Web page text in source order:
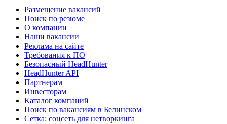
Размещение вакансий
Поиск по резюме
О компании
Наши вакансии
Реклама на сайте
Требования к ПО
Безопасный HeadHunter
HeadHunter API
Партнерам
Инвесторам
Каталог компаний
Поиск по вакансиям в Белинском
Сетка: соцсеть для нетворкинга